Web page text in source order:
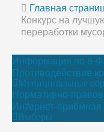
Главная
Конкурс на
переработки
Информация по 8-
Противодействие
Муниципальные
Нормативно-
Интернет-приёмная
Выборы